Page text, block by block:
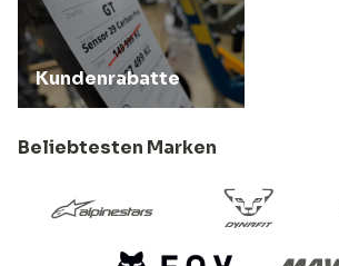
Kundenrabatte
Beliebtesten Marken